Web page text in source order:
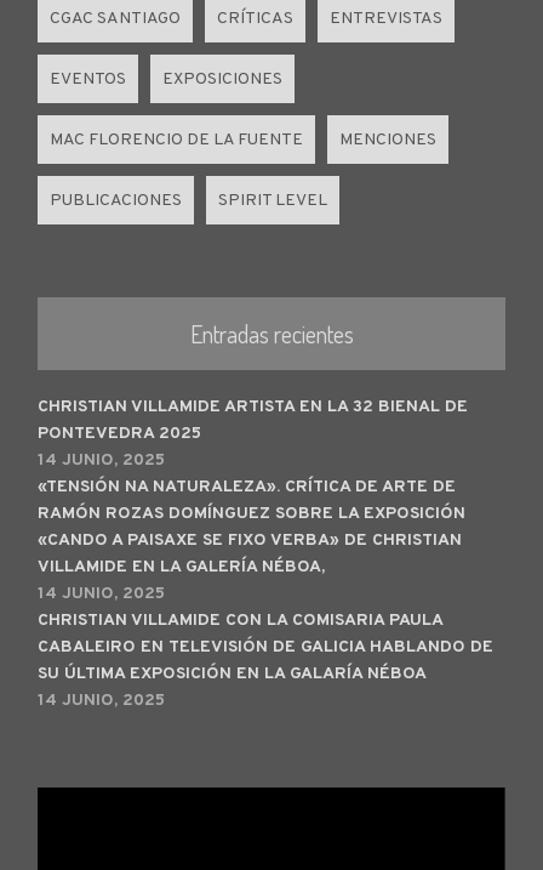
CGAC SANTIAGO CRÍTICAS ENTREVISTAS
EVENTOS EXPOSICIONES
MAC FLORENCIO DE LA FUENTE MENCIONES
PUBLICACIONES SPIRIT LEVEL
Entradas recientes
CHRISTIAN VILLAMIDE ARTISTA EN LA 32 BIENAL DE
PONTEVEDRA 2025
14 JUNIO, 2025
«TENSIÓN NA NATURALEZA». CRÍTICA DE ARTE DE
RAMÓN ROZAS DOMÍNGUEZ SOBRE LA EXPOSICIÓN
«CANDO A PAISAXE SE FIXO VERBA» DE CHRISTIAN
VILLAMIDE EN LA GALERÍA NÉBOA,
14 JUNIO, 2025
CHRISTIAN VILLAMIDE CON LA COMISARIA PAULA
CABALEIRO EN TELEVISIÓN DE GALICIA HABLANDO DE
SU ÚLTIMA EXPOSICIÓN EN LA GALARÍA NÉBOA
14 JUNIO, 2025